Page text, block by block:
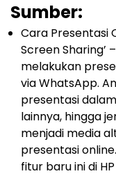
Sumber:
Cara Presentasi
Screen Sharing’
melakukan
via WhatsApp.
presentasi
lainnya, hingga
menjadi media
presentasi
fitur baru ini di